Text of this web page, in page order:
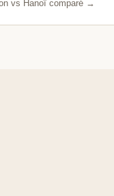
vs Hanoï comparé →